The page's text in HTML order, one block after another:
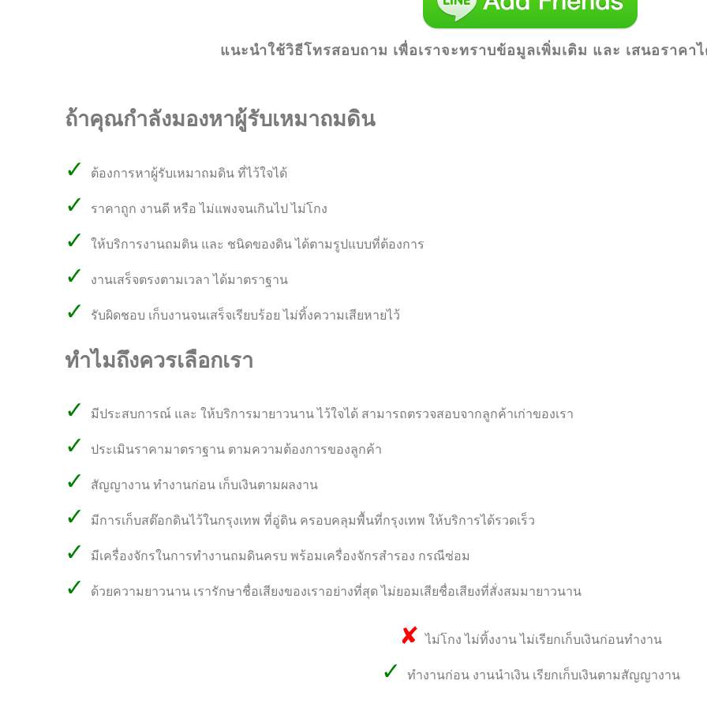
แนะนำใช้วิธีโทรสอบถาม เพื่อเราจะทราบข้อมูลเพิ่มเติม และ เสนอราคา
ถ้าคุณกำลังมองหาผู้รับเหมาถมดิน
✓ ต้องการหาผู้รับเหมาถมดิน ที่ไว้ใจได้
✓ ราคาถูก งานดี หรือ ไม่แพงจนเกินไป ไม่โกง
✓ ให้บริการงานถมดิน และ ชนิดของดิน ได้ตามรูปแบบที่ต้องการ
✓ งานเสร็จตรงตามเวลา ได้มาตราฐาน
✓ รับผิดชอบ เก็บงานจนเสร็จเรียบร้อย ไม่ทิ้งความเสียหายไว้
ทำไมถึงควรเลือกเรา
✓ มีประสบการณ์ และ ให้บริการมายาวนาน ไว้ใจได้ สามารถตรวจสอบจากลูกค้าเก่าของเรา
✓ ประเมินราคามาตราฐาน ตามความต้องการของลูกค้า
✓ สัญญางาน ทำงานก่อน เก็บเงินตามผลงาน
✓ มีการเก็บสต๊อกดินไว้ในกรุงเทพ ที่อู่ดิน ครอบคลุมพื้นที่กรุงเทพ ให้บริการได้รวดเร็ว
✓ มีเครื่องจักรในการทำงานถมดินครบ พร้อมเครื่องจักรสำรอง กรณีซ่อม
✓ ด้วยความยาวนาน เรารักษาชื่อเสียงของเราอย่างที่สุด ไม่ยอมเสียชื่อเสียงที่สั่งสมมายาวนาน
✘ไม่โกง ไม่ทิ้งงาน ไม่เรียกเก็บเงินก่อนทำงาน
✓ ทำงานก่อน งานนำเงิน เรียกเก็บเงินตามสัญญางาน